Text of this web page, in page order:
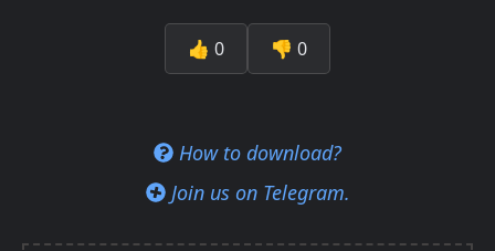
👍 0 👎 0
How to download?
Join us on Telegram.